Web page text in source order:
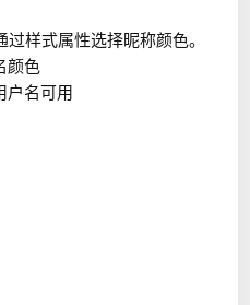
样式属性选择昵称颜色。
颜色
户名可用